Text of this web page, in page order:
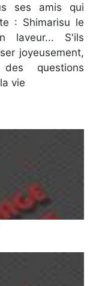
ses amis qui
: Shimarisu le
laveur... S'ils
joyeusement,
questions
vie